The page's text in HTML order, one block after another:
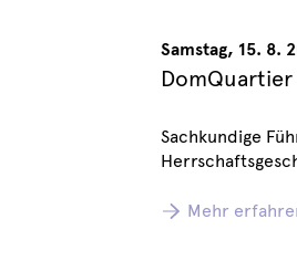
Samstag, 15. 8.
Sachkundige
Mehr